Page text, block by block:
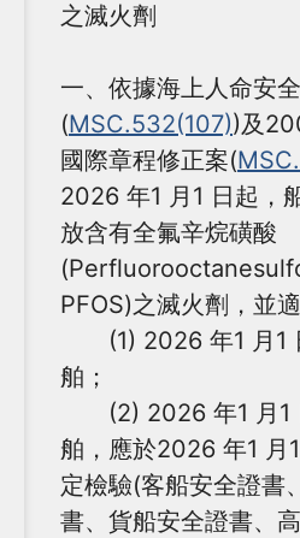
之滅火劑
一、依據海上人命安
(MSC.532(107))及
國際章程修正案(
2026 年1 月1 日起，
放含有全氟辛烷磺酸
PFOS)之滅火劑，並
(1) 2026 年1 月1
舶；
(2) 2026 年1 月1
舶，應於2026 年1 月
定檢驗(客船安全證書
書、貨船安全證書、